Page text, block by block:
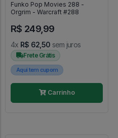
Funko Pop Movies 288 -
Orgrim - Warcraft #288
R$ 249,99
4x R$ 62,50 sem juros
Frete Grátis
Aqui tem cupom
Carrinho